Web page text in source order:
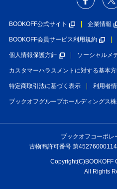
BOOKOFF公式サイト 企業情報
BOOKOFF会員サービス利用規約
個人情報保護方針 ソーシャルメ
カスタマーハラスメントに対する基本
特定商取引法に基づく表示 利用者
ブックオフグループホールディングス
ブックオフコーポレ
古物商許可番号 第
Copyright(C)BOOKOFF
All Rights